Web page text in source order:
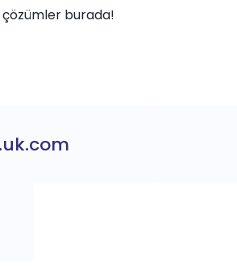
çözümler burada!
.uk.com